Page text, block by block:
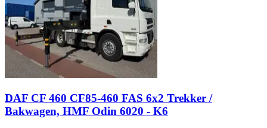
DAF CF 460 CF85-460 FAS 6x2 Trekker /
Bakwagen, HMF Odin 6020 - K6